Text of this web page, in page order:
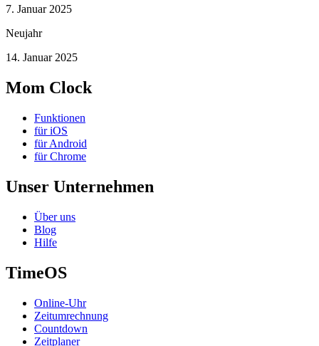
7. Januar 2025
Neujahr
14. Januar 2025
Mom Clock
Funktionen
für iOS
für Android
für Chrome
Unser Unternehmen
Über uns
Blog
Hilfe
TimeOS
Online-Uhr
Zeitumrechnung
Countdown
Zeitplaner